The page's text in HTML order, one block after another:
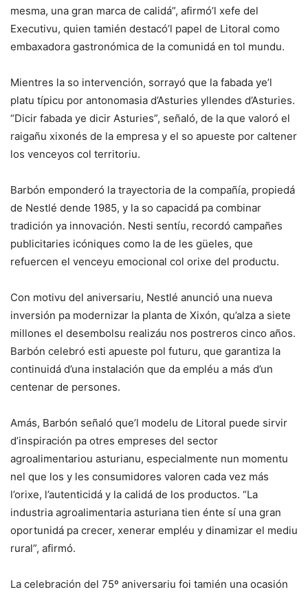
mesma, una gran marca de calidá”, afirmó’l xefe del
Executivu, quien tamién destacó’l papel de Litoral como
embaxadora gastronómica de la comunidá en tol mundu.
Mientres la so intervención, sorrayó que la fabada ye’l
platu típicu por antonomasia d’Asturies yllendes d’Asturies.
“Dicir fabada ye dicir Asturies”, señaló, de la que valoró el
raigañu xixonés de la empresa y el so apueste por caltener
los venceyos col territoriu.
Barbón emponderó la trayectoria de la compañía, propiedá
de Nestlé dende 1985, y la so capacidá pa combinar
tradición ya innovación. Nesti sentíu, recordó campañes
publicitaries icóniques como la de les güeles, que
refuercen el venceyu emocional col orixe del productu.
Con motivu del aniversariu, Nestlé anunció una nueva
inversión pa modernizar la planta de Xixón, qu’alza a siete
millones el desembolsu realizáu nos postreros cinco años.
Barbón celebró esti apueste pol futuru, que garantiza la
continuidá d’una instalación que da empléu a más d’un
centenar de persones.
Amás, Barbón señaló que’l modelu de Litoral puede sirvir
d’inspiración pa otres empreses del sector
agroalimentariou asturianu, especialmente nun momentu
nel que los y les consumidores valoren cada vez más
l’orixe, l’autenticidá y la calidá de los productos. “La
industria agroalimentaria asturiana tien énte sí una gran
oportunidá pa crecer, xenerar empléu y dinamizar el mediu
rural”, afirmó.
La celebración del 75º aniversariu foi tamién una ocasión